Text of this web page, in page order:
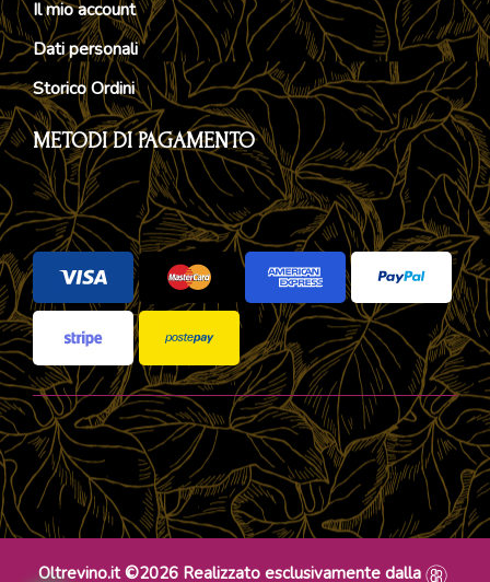
Il mio account
Dati personali
Storico Ordini
METODI DI PAGAMENTO
Oltrevino.it ©2026 Realizzato esclusivamente dalla